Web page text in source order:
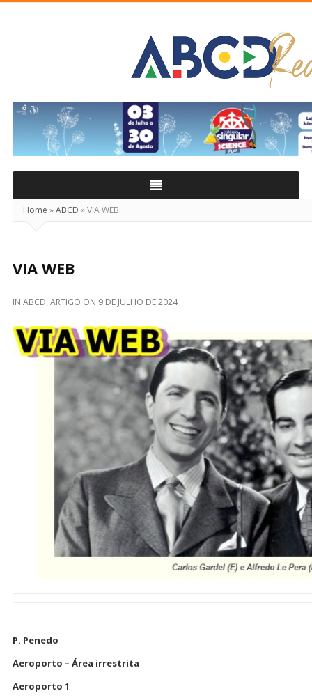
Real
Home »ABCD »VIA WEB
VIA WEB
IN ABCD, ARTIGO ON 9 DE JULHO DE 2024
P. Penedo
Aeroporto – Área irrestrita
Aeroporto 1